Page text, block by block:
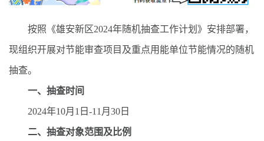
按照《雄安新区2024年随机抽查工作计划》安排部署，
现组织开展对节能审查项目及重点用能单位节能情况的随机
抽查。
一、抽查时间
2024年10月1日-11月30日
二、抽查对象范围及比例